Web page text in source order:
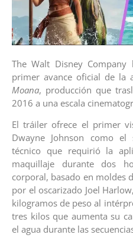
The Walt Disney
primer avance oficial de la
Moana, producción que
2016 a una escala
El tráiler ofrece el primer
Dwayne Johnson como
técnico que requirió la
maquillaje durante dos
corporal, basado en moldes
por el oscarizado Joel
kilogramos de peso al
tres kilos que aumenta su
el agua durante las